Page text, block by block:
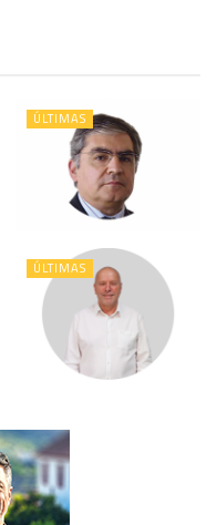
ÚLTIMAS
ÚLTIMAS